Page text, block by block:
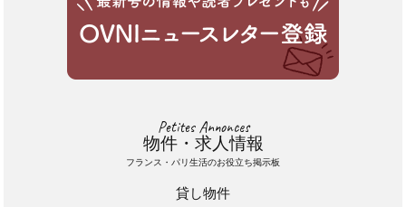
Petites Annonces
物件・求人情報
フランス・パリ生活のお役立ち掲示板
貸し物件